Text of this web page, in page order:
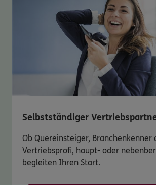
Selbstständiger
Ob Quereinsteiger, Branchenkenner
Vertriebsprofi, haupt- oder
begleiten Ihren Start.